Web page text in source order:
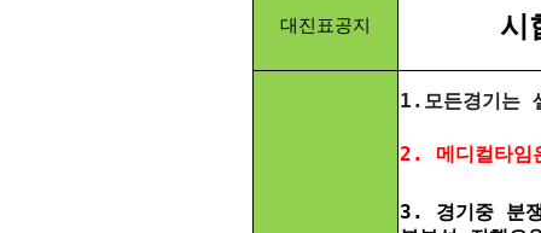
대진표공지 시
1.모든경기는
2. 메디컬타임
3. 경기중 분